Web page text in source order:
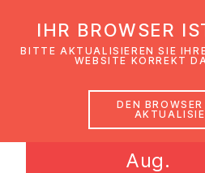
16
Aug.
IHR BROWSER
BITTE AKTUALISIEREN SIE
WEBSITE KORREKT
DEN